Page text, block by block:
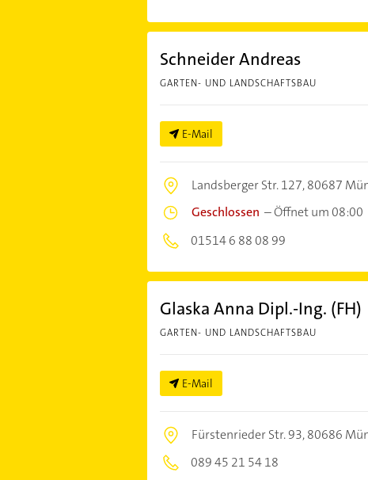
Schneider Andreas
GARTEN- UND LANDSCHAFTSBAU
E-Mail
Landsberger Str. 127,80687
Geschlossen –Öffnet um 08:00
01514 6 88 08 99
Glaska Anna Dipl.-Ing. (FH)
GARTEN- UND LANDSCHAFTSBAU
E-Mail
Fürstenrieder Str. 93,80686
089 45 21 54 18